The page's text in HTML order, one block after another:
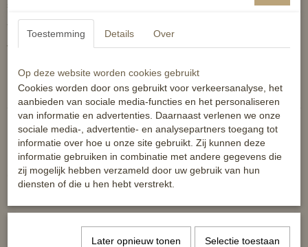
sodiumbenzoaat).
Verkrijgbaar in een pot van 100gram
Reacties
Ook interessant
Toestemming Details Over
Op deze website worden cookies gebruikt
Cookies worden door ons gebruikt voor verkeersanalyse, het
aanbieden van sociale media-functies en het personaliseren
van informatie en advertenties. Daarnaast verlenen we onze
sociale media-, advertentie- en analysepartners toegang tot
informatie over hoe u onze site gebruikt. Zij kunnen deze
informatie gebruiken in combinatie met andere gegevens die
zij mogelijk hebben verzameld door uw gebruik van hun
diensten of die u hen hebt verstrekt.
Later opnieuw tonen Selectie toestaan